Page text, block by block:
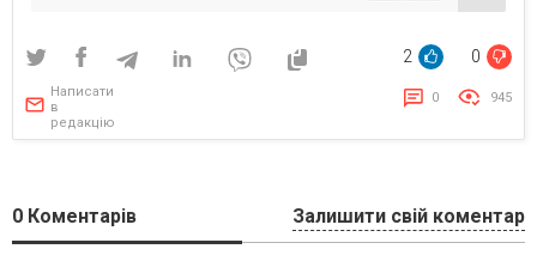
2 0
Написати
в
редакцію
0 945
0 Коментарів Залишити свій коментар